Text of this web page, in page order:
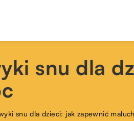
snu dla
snu dla dzieci: jak zapewnić